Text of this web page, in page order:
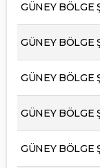
GÜNEY BÖLGE
GÜNEY BÖLGE
GÜNEY BÖLGE
GÜNEY BÖLGE
GÜNEY BÖLGE